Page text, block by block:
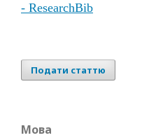
- ResearchBib
Подати статтю
Мова